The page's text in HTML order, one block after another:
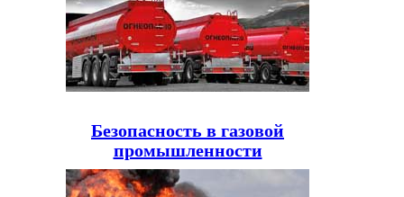
Безопасность в газовой
промышленности